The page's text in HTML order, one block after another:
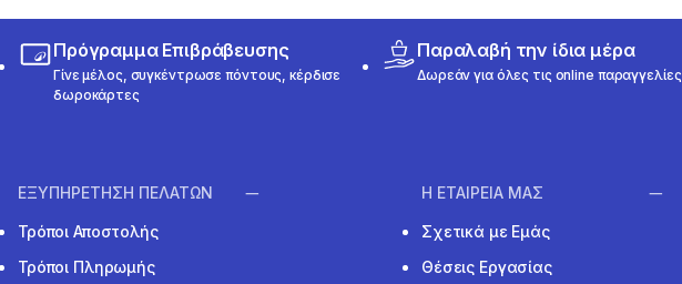
Πρόγραμμα Επιβράβευσης
Γίνε μέλος, συγκέντρωσε πόντους, κέρδισε
δωροκάρτες
Παραλαβή την ίδια μέρα
Δωρεάν για όλες τις online παραγγελίες
ΕΞΥΠΗΡΕΤΗΣΗ ΠΕΛΑΤΩΝ
Τρόποι Αποστολής
Τρόποι Πληρωμής
Η ΕΤΑΙΡΕΙΑ ΜΑΣ
Σχετικά με Εμάς
Θέσεις Εργασίας